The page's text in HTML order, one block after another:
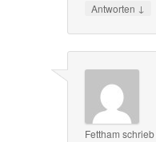
Antworten ↓
Fettham schrieb